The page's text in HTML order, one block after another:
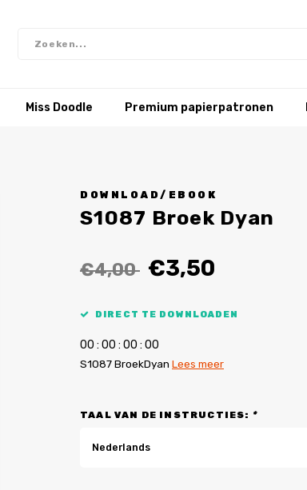
Miss Doodle Premium papierpatronen
DOWNLOAD/EBOOK
S1087 Broek Dyan
€4,00 €3,50
DIRECT TE DOWNLOADEN
00 : 00 : 00 : 00
S1087 BroekDyan Lees meer
TAAL VAN DE INSTRUCTIES: *
Nederlands